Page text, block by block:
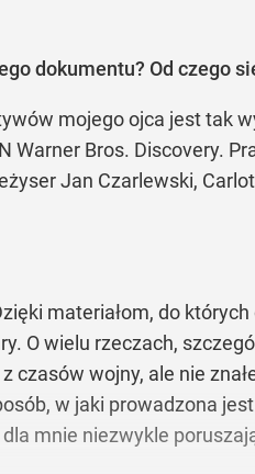
dokumentu? Od czego
mojego ojca jest tak
Warner Bros. Discovery.
Jan Czarlewski,
materiałom, do
O wielu rzeczach,
wojny, ale nie
w jaki prowadzona
mnie niezwykle